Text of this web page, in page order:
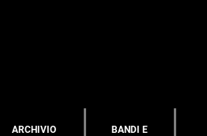
ARCHIVIO
BANDI E